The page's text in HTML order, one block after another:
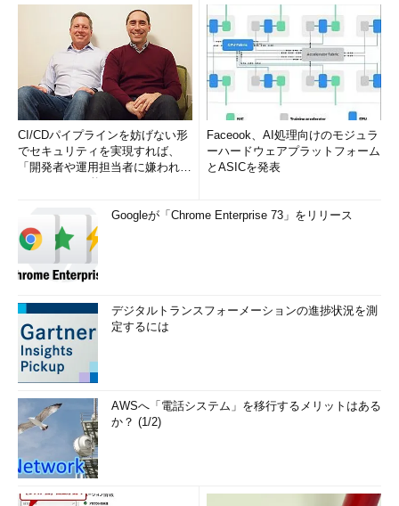
ば、このリンクをクリックして設定を変更する。
●アップグレードスケジュールのキャンセル
アップグレード作業が既にスケジューリングされている場合
は、次のような画面が表示されるので、まずスケジュールそのも
のをキャンセルする。その後、上の手順でアップグレード予約や
今後のアップグレードのブロックを行う。
■アップグレードがスケジュールされている場合の画面例2
CI/CDパイプラインを妨げない形
でセキュリティを実現すれば、
「開発者や運用担当者に嫌われな
Faceook、AI処理向けのモジュラ
ーハードウェアプラットフォーム
とASICを発表
Googleが「Chrome Enterprise 73」をリリース
デジタルトランスフォーメーションの進捗状況を測
定するには
AWSへ「電話システム」を移行するメリットはある
か？ (1/2)